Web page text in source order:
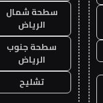
سطحة شمال
الرياض
سطحة جنوب
الرياض
تشليح